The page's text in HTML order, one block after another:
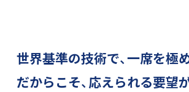
世界基準の技術で、一席を極
だからこそ、応えられる要望